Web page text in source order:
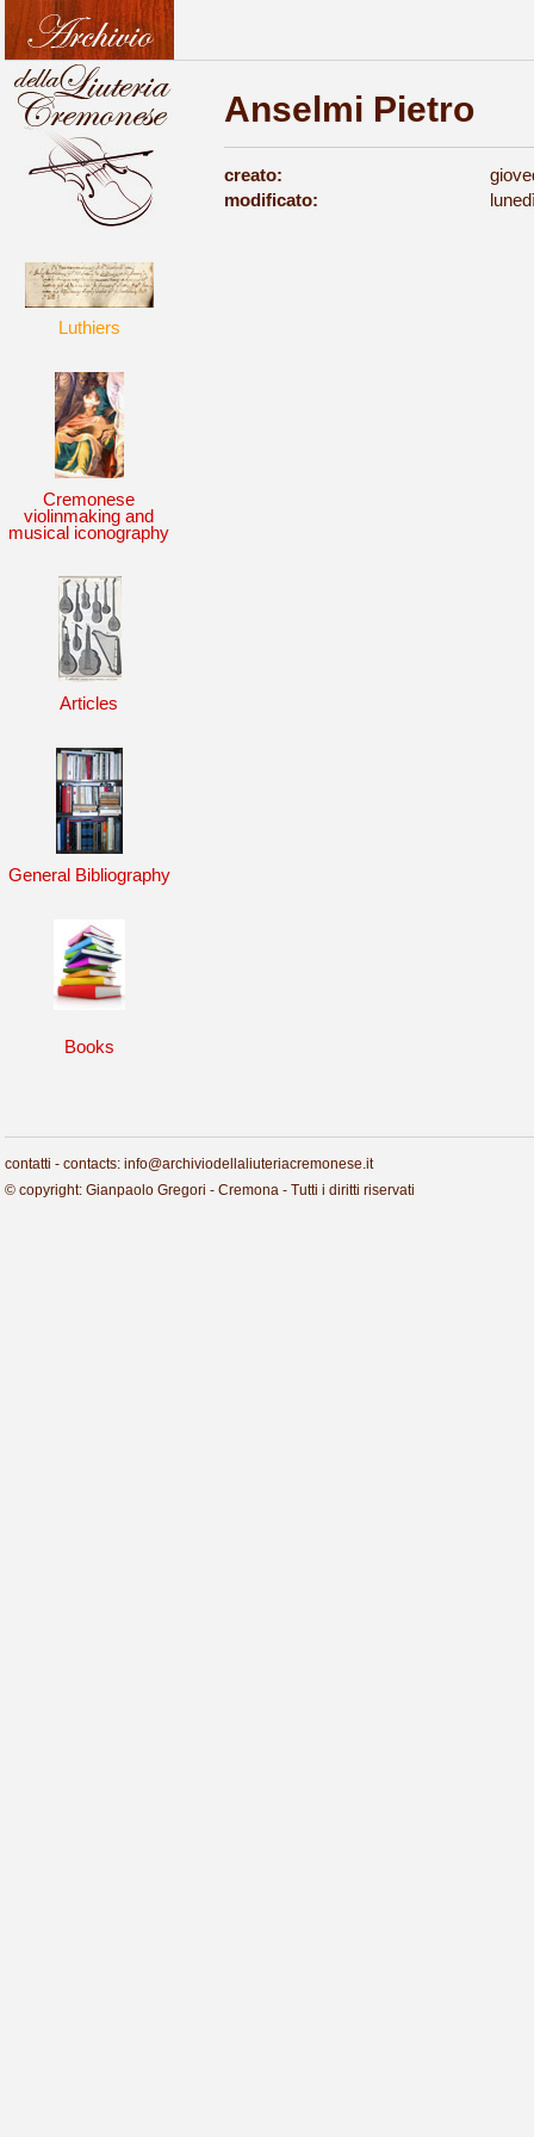
Luthiers
Cremonese
violinmaking and
musical iconography
Articles
General Bibliography
Books
Anselmi Pietro
creato:
modificato:
contatti - contacts: info@archiviodellaliuteriacremonese.it
© copyright: Gianpaolo Gregori - Cremona - Tutti i diritti riservati